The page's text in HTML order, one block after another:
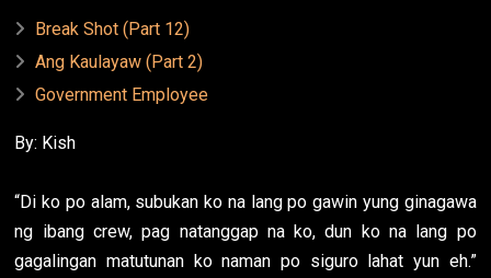
Break Shot (Part 12)
Ang Kaulayaw (Part 2)
Government Employee
By: Kish
“Di ko po alam, subukan ko na lang po gawin yung ginagawa
ng ibang crew, pag natanggap na ko, dun ko na lang po
gagalingan matutunan ko naman po siguro lahat yun eh.”